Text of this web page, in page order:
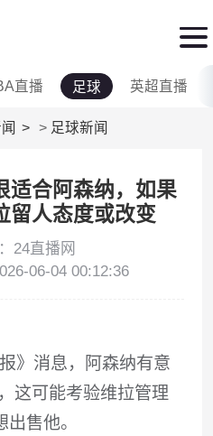
直播 足球 英超直播
> 足球新闻
适合阿森纳，如果
留人态度或改变
24直播网
06-04 00:12:36
》消息，阿森纳有意
这可能考验维拉管理
售他。